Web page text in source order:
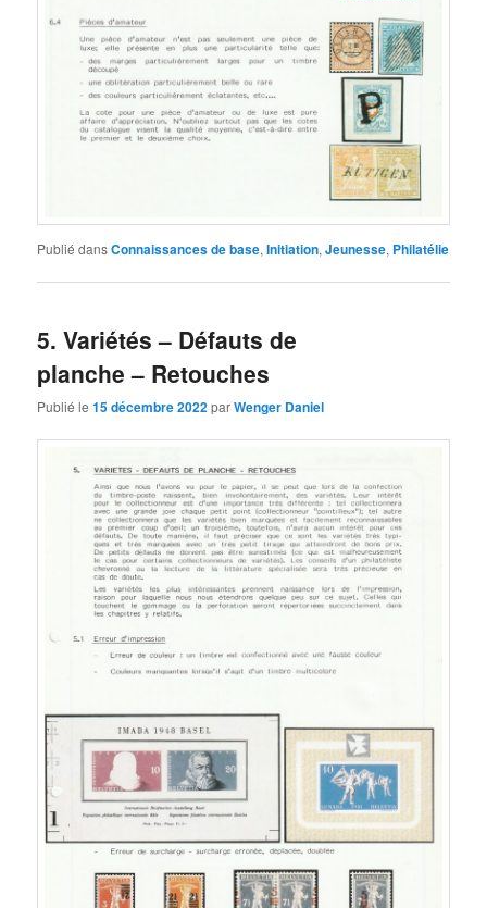
Publié dansConnaissances de base,Initiation,Jeunesse, Philatélie
5. Variétés – Défauts de
planche – Retouches
Publié le15 décembre 2022parWenger Daniel